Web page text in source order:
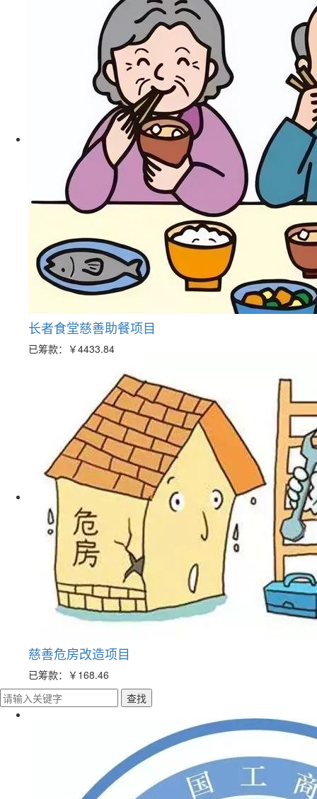
长者食堂慈善助餐项目
已筹款： ￥4433.84
慈善危房改造项目
已筹款： ￥168.46